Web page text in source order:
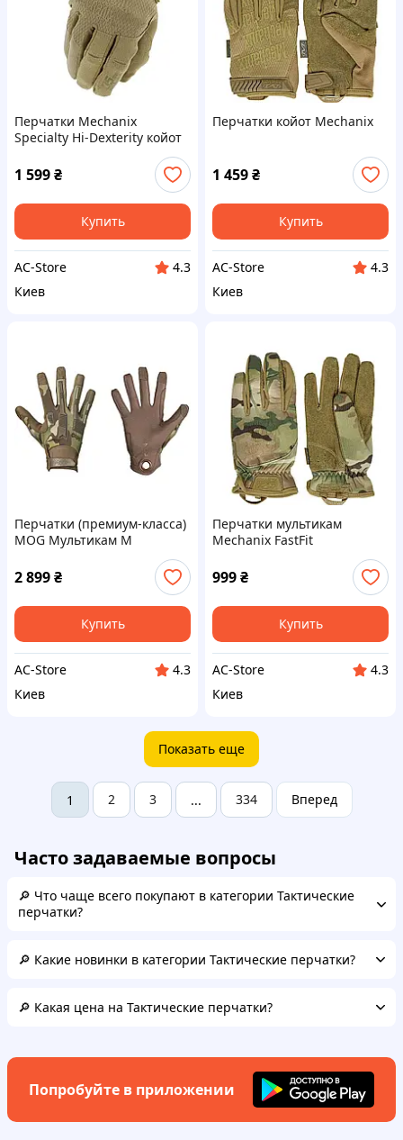
Перчатки Mechanix
Specialty Hi-Dexterity койот
1 599₴
Купить
AC-Store
4.3
Киев
Перчатки койот Mechanix
1 459₴
Купить
AC-Store
4.3
Киев
Перчатки (премиум-класса)
MOG Мультикам M
2 899₴
Купить
AC-Store
4.3
Киев
Перчатки мультикам
Mechanix FastFit
999₴
Купить
AC-Store
4.3
Киев
Показать еще
1 2 3 ... 334 Вперед
Часто задаваемые вопросы
🔎 Что чаще всего покупают в категории Тактические
перчатки?
🔎 Какие новинки в категории Тактические перчатки?
🔎 Какая цена на Тактические перчатки?
Попробуйте в приложении